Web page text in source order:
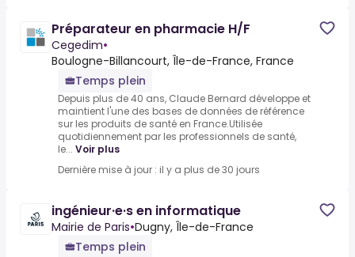
Préparateur en pharmacie H/F
Cegedim•
Boulogne-Billancourt, Île-de-France, France
Temps plein
Depuis plus de 40 ans, Claude Bernard développe et
maintient l'une des bases de données de référence
sur les produits de santé en France.Utilisée
quotidiennement par les professionnels de santé,
le... Voir plus
Dernière mise à jour : il y a plus de 30 jours
ingénieur·e·s en informatique
Mairie de Paris•Dugny, Île-de-France
Temps plein